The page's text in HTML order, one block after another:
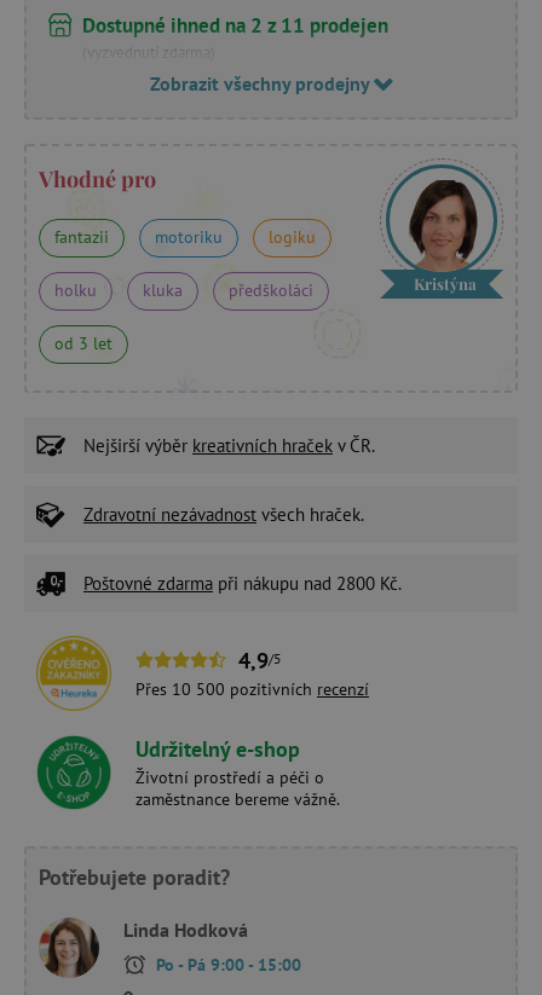
Dostupné ihned na 2 z 11 prodejen
(vyzvednutí zdarma)
Zobrazit všechny prodejny
Vhodné pro
fantazii motoriku logiku
holku kluka předškoláci
od 3 let
Kristýna
Nejširší výběr kreativních hraček v ČR.
Zdravotní nezávadnost všech hraček.
Poštovné zdarma při nákupu nad 2800 Kč.
4,9/5
Přes 10 500 pozitivních recenzí
Udržitelný e-shop
Životní prostředí a péči o
zaměstnance bereme vážně.
Potřebujete poradit?
Linda Hodková
Po - Pá 9:00 - 15:00